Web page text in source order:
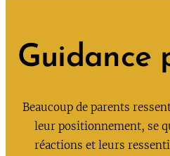
Guidance
Beaucoup de parents
leur positionnement, se
réactions et leurs